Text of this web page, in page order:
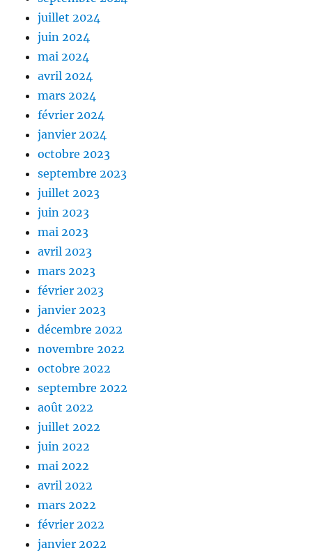
juillet 2024
juin 2024
mai 2024
avril 2024
mars 2024
février 2024
janvier 2024
octobre 2023
septembre 2023
juillet 2023
juin 2023
mai 2023
avril 2023
mars 2023
février 2023
janvier 2023
décembre 2022
novembre 2022
octobre 2022
septembre 2022
août 2022
juillet 2022
juin 2022
mai 2022
avril 2022
mars 2022
février 2022
janvier 2022